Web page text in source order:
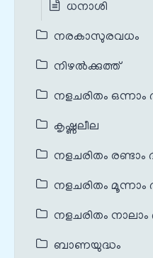
ധനാശി
നരകാസുരവധം
നിഴൽക്കുത്ത്
നളചരിതം ഒന്നാം
കൃഷ്ണലീല
നളചരിതം രണ്ടാം
നളചരിതം മൂന്നാം
നളചരിതം നാലാം
ബാണയുദ്ധം